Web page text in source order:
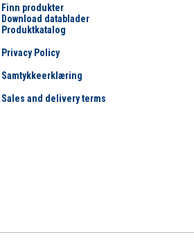
Finn produkter
Download datablader
Produktkatalog
Privacy Policy
Samtykkeerklæring
Sales and delivery terms